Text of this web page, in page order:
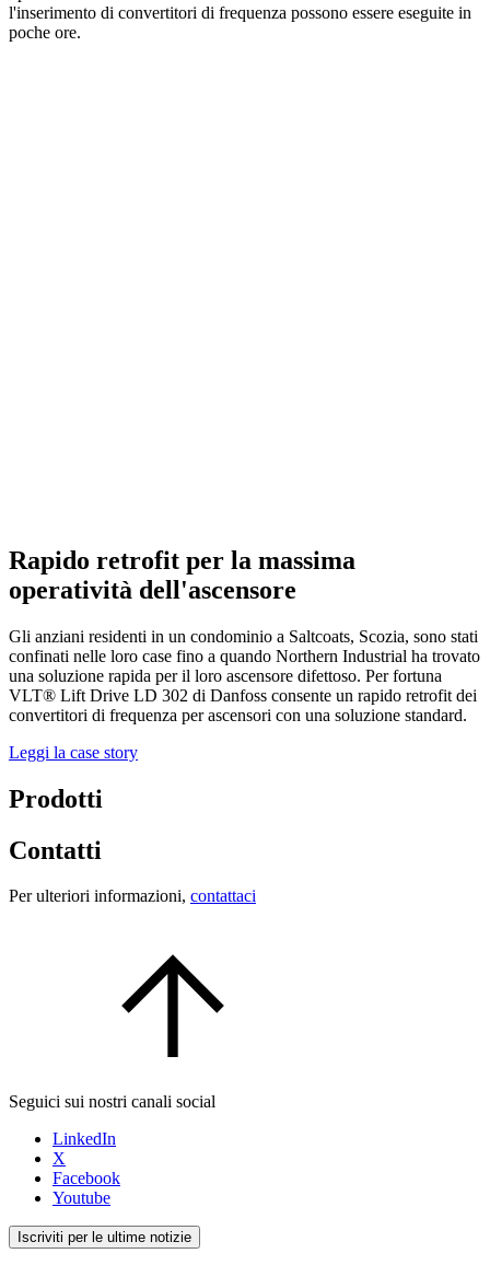
l'inserimento di convertitori di frequenza possono essere eseguite in
poche ore.
Rapido retrofit per la massima
operatività dell'ascensore
Gli anziani residenti in un condominio a Saltcoats, Scozia, sono stati
confinati nelle loro case fino a quando Northern Industrial ha trovato
una soluzione rapida per il loro ascensore difettoso. Per fortuna
VLT® Lift Drive LD 302 di Danfoss consente un rapido retrofit dei
convertitori di frequenza per ascensori con una soluzione standard.
Leggi la case story
Prodotti
Contatti
Per ulteriori informazioni, contattaci
Seguici sui nostri canali social
LinkedIn
X
Facebook
Youtube
Iscriviti per le ultime notizie